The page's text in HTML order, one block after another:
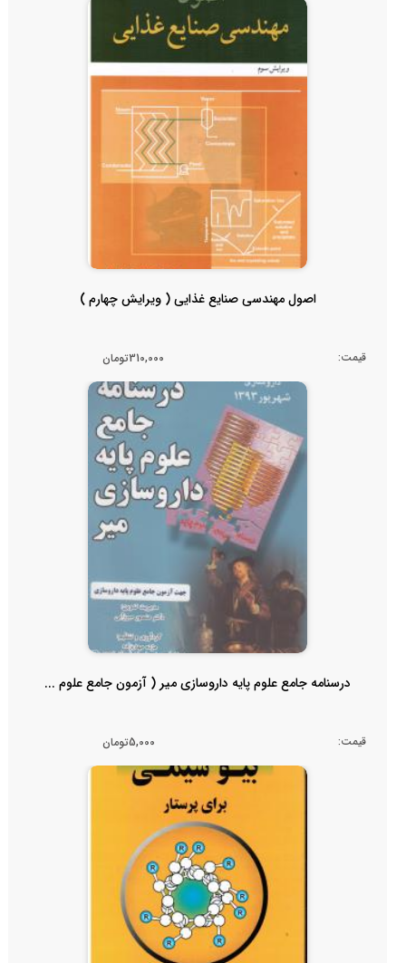
اصول مهندسی صنایع غذایی ( ویرایش چهارم )
قیمت: 310,000تومان
درسنامه جامع علوم پایه داروسازی میر ( آزمون جامع علوم ...
قیمت: 5,000تومان